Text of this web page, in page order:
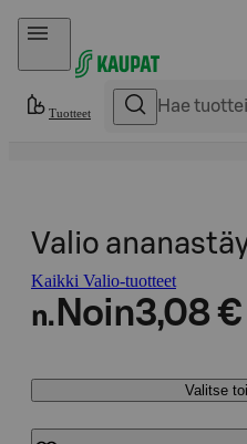
Hyppää sisältöön
Tuotteet
Valio
Kaikki Valio-tuotteet
n. Noin3,08 €
Valitse